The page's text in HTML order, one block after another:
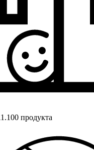
продукта